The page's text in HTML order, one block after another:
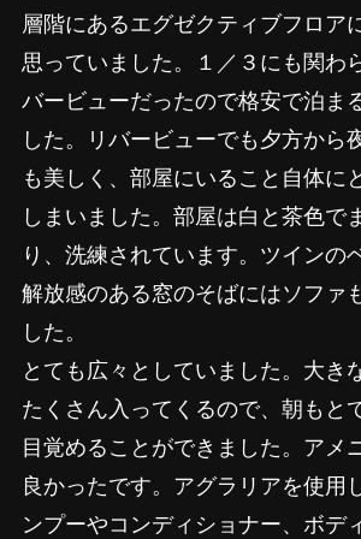
層階にあるエグゼクティブフロア
思っていました。１／３にも関わ
バービューだったので格安で泊ま
した。リバービューでも夕方から
も美しく、部屋にいること自体に
しまいました。部屋は白と茶色で
り、洗練されています。ツインの
解放感のある窓のそばにはソファ
した。
とても広々としていました。大き
たくさん入ってくるので、朝もと
目覚めることができました。アメ
良かったです。アグラリアを使用
ンプーやコンディショナー、ボデ